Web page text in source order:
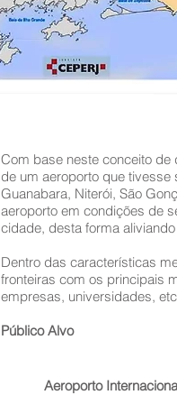
Com base neste conceito
de um aeroporto que tivesse
Guanabara, Niterói, São
aeroporto em condições de
cidade, desta forma
Dentro das características
fronteiras com os principais
empresas, universidades,
Público Alvo
Aeroporto